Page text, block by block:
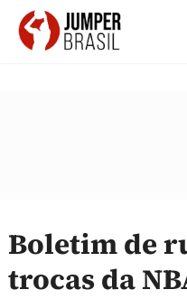
Boletim de
trocas da